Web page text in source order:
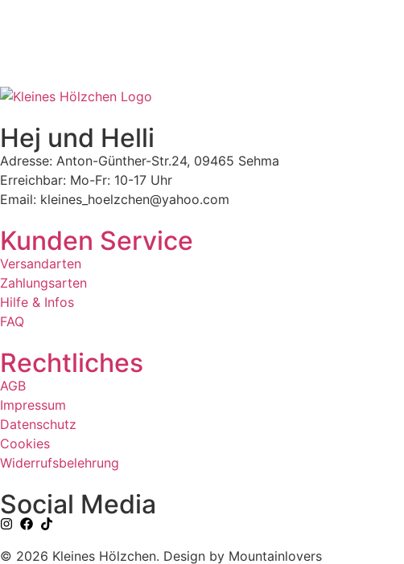
Hej und Helli
Adresse: Anton-Günther-Str.24, 09465 Sehma
Erreichbar: Mo-Fr: 10-17 Uhr
Email: kleines_hoelzchen@yahoo.com
Kunden Service
Versandarten
Zahlungsarten
Hilfe & Infos
FAQ
Rechtliches
AGB
Impressum
Datenschutz
Cookies
Widerrufsbelehrung
Social Media
© 2026 Kleines Hölzchen. Design by Mountainlovers